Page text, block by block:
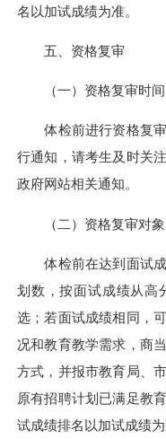
名以加试成绩为准。
五、资格复审
（一）资格复审时间
体检前进行资格复审
行通知，请考生及时关
政府网站相关通知。
（二）资格复审对象
体检前在达到面试成
划数，按面试成绩从高
选；若面试成绩相同，
况和教育教学需求，商
方式，并报市教育局、
原有招聘计划已满足教
试成绩排名以加试成绩为